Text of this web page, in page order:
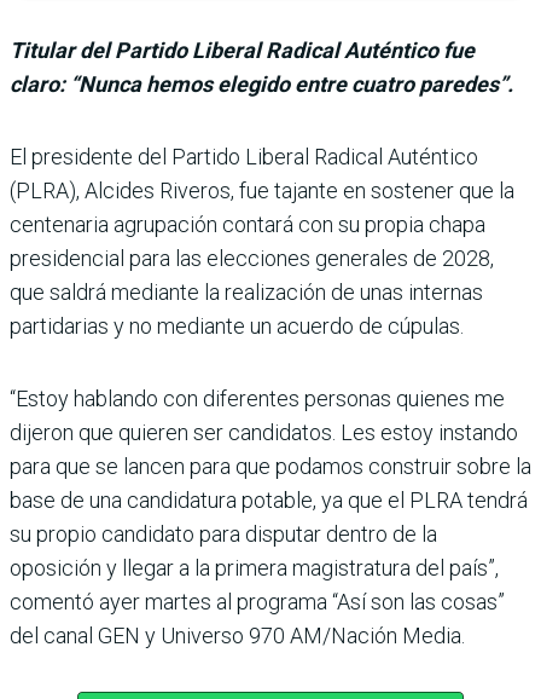
Titular del Partido Liberal Radical Auténtico fue
claro: “Nunca hemos elegido entre cuatro paredes”.
El presidente del Partido Liberal Radical Auténtico
(PLRA), Alcides Riveros, fue tajante en sostener que la
cen­tenaria agrupación contará con su propia chapa
presi­dencial para las elecciones generales de 2028,
que sal­drá mediante la realización de unas internas
partidarias y no mediante un acuerdo de cúpulas.
“Estoy hablando con diferen­tes personas quienes me
dije­ron que quieren ser candida­tos. Les estoy instando
para que se lancen para que poda­mos construir sobre la
base de una candidatura potable, ya que el PLRA tendrá
su pro­pio candidato para disputar dentro de la
oposición y llegar a la primera magistratura del país”,
comentó ayer martes al programa “Así son las cosas”
del canal GEN y Universo 970 AM/Nación Media.